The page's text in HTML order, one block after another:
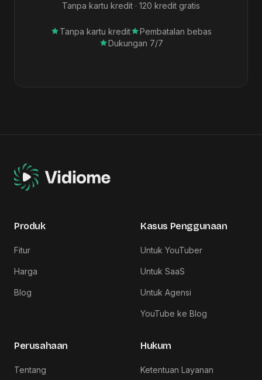
Tanpa kartu kredit · 120 kredit gratis
Tanpa kartu kredit
Pembatalan bebas
Dukungan 7/7
Produk
Fitur
Harga
Blog
Kasus Penggunaan
Untuk YouTuber
Untuk SaaS
Untuk Agensi
YouTube ke Blog
Perusahaan
Tentang
Hukum
Ketentuan Layanan